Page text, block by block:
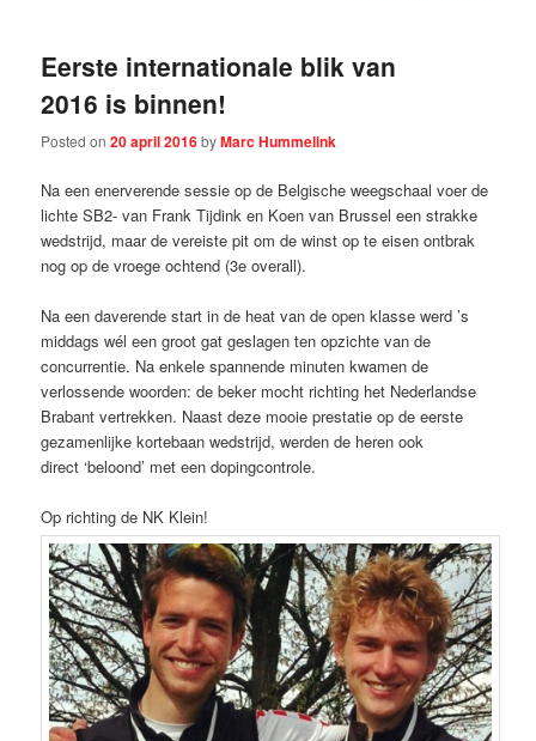
Eerste internationale blik van
2016 is binnen!
Posted on20 april 2016byMarc Hummelink
Na een enerverende sessie op de Belgische weegschaal voer de
lichte SB2- van Frank Tijdink en Koen van Brussel een strakke
wedstrijd, maar de vereiste pit om de winst op te eisen ontbrak
nog op de vroege ochtend (3e overall).
Na een daverende start in de heat van de open klasse werd ’s
middags wél een groot gat geslagen ten opzichte van de
concurrentie. Na enkele spannende minuten kwamen de
verlossende woorden: de beker mocht richting het Nederlandse
Brabant vertrekken. Naast deze mooie prestatie op de eerste
gezamenlijke kortebaan wedstrijd, werden de heren ook
direct ‘beloond’ met een dopingcontrole.
Op richting de NK Klein!